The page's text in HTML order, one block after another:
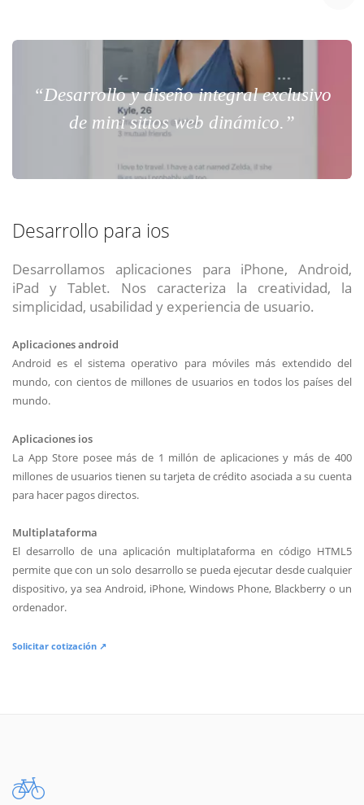
“Desarrollo y diseño integral exclusivo
de mini sitios web dinámico.”
Desarrollo para ios
Desarrollamos aplicaciones para iPhone, Android,
iPad y Tablet. Nos caracteriza la creatividad, la
simplicidad, usabilidad y experiencia de usuario.
Aplicaciones android
Android es el sistema operativo para móviles más extendido del
mundo, con cientos de millones de usuarios en todos los países del
mundo.
Aplicaciones ios
La App Store posee más de 1 millón de aplicaciones y más de 400
millones de usuarios tienen su tarjeta de crédito asociada a su cuenta
para hacer pagos directos.
Multiplataforma
El desarrollo de una aplicación multiplataforma en código HTML5
permite que con un solo desarrollo se pueda ejecutar desde cualquier
dispositivo, ya sea Android, iPhone, Windows Phone, Blackberry o un
ordenador.
Solicitar cotización ↗